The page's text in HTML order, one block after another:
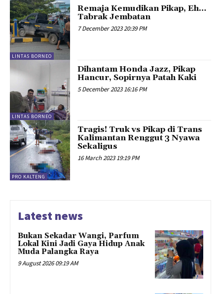
LINTAS BORNEO
Remaja Kemudikan Pikap, Eh…
Tabrak Jembatan
7 December 2023 20:39 PM
LINTAS BORNEO
Dihantam Honda Jazz, Pikap
Hancur, Sopirnya Patah Kaki
5 December 2023 16:16 PM
PRO KALTENG
Tragis! Truk vs Pikap di Trans
Kalimantan Renggut 3 Nyawa
Sekaligus
16 March 2023 19:19 PM
Latest news
Bukan Sekadar Wangi, Parfum
Lokal Kini Jadi Gaya Hidup Anak
Muda Palangka Raya
9 August 2026 09:19 AM